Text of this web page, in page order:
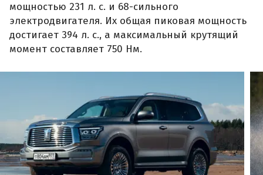
мощностью 231 л. с. и 68-сильного
электродвигателя. Их общая пиковая мощность
достигает 394 л. с., а максимальный крутящий
момент составляет 750 Нм.